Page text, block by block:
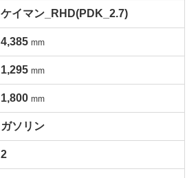
ケイマン_RHD(PDK_2.7)
4,385 mm
1,295 mm
1,800 mm
ガソリン
2